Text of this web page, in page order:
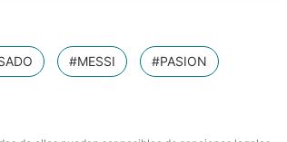
#MESSI #PASION